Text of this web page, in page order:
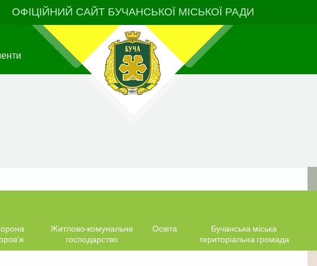
ОФІЦІЙНИЙ САЙТ БУЧАНСЬКОЇ МІСЬКОЇ РАДИ
Житлово-комунальне
господарство
Освіта
Бучанська міська
територіальна громада